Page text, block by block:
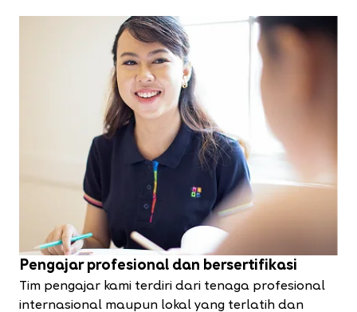
Pengajar profesional dan bersertifikasi
Tim pengajar kami terdiri dari tenaga profesional
internasional maupun lokal yang terlatih dan